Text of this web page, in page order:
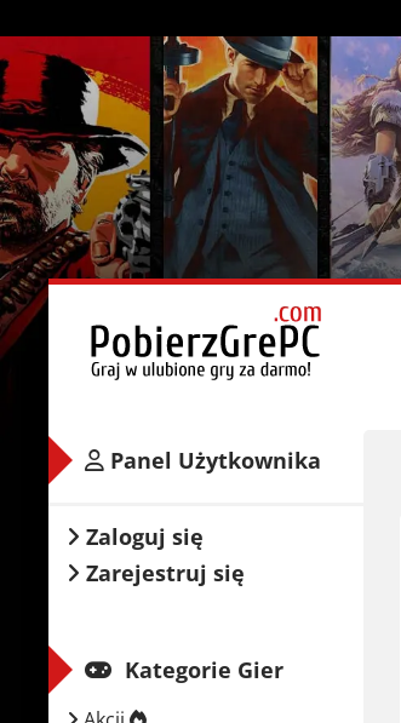
Panel Użytkownika
Zaloguj się
Zarejestruj się
Kategorie Gier